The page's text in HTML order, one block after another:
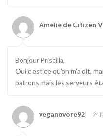
Amélie de Citizen V
Bonjour Priscilla,
Oui c’est ce qu’on m’a dit,
patrons mais les serveurs
veganovore92 24